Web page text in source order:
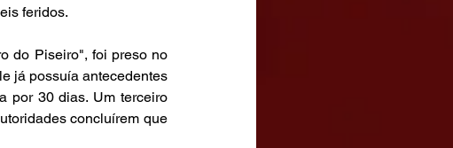
feridos.
do Piseiro", foi preso no
já possuía antecedentes
por 30 dias. Um terceiro
concluírem que